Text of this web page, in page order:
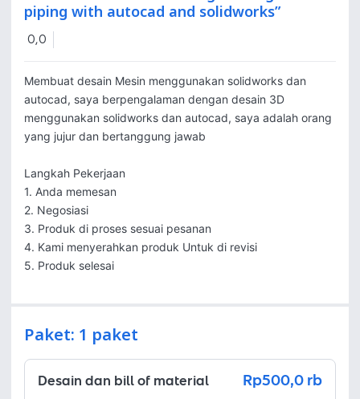
piping with autocad and solidworks”
0,0
Membuat desain Mesin menggunakan solidworks dan
autocad, saya berpengalaman dengan desain 3D
menggunakan solidworks dan autocad, saya adalah orang
yang jujur dan bertanggung jawab
Langkah Pekerjaan
1. Anda memesan
2. Negosiasi
3. Produk di proses sesuai pesanan
4. Kami menyerahkan produk Untuk di revisi
5. Produk selesai
Paket: 1 paket
Desain dan bill of material Rp500,0 rb